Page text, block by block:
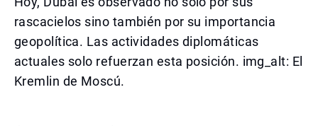
rascacielos sino también por su importancia
geopolítica. Las actividades diplomáticas
actuales solo refuerzan esta posición. img_alt: El
Kremlin de Moscú.